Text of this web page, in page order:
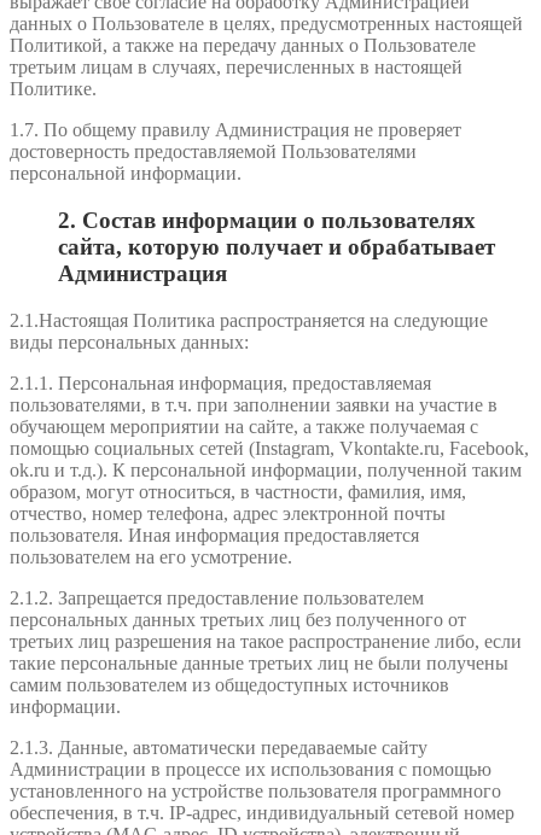
данных о Пользователе в целях, предусмотренных настоящей
Политикой, а также на передачу данных о Пользователе
третьим лицам в случаях, перечисленных в настоящей
Политике.
1.7. По общему правилу Администрация не проверяет
достоверность предоставляемой Пользователями
персональной информации.
2. Состав информации о пользователях
сайта, которую получает и обрабатывает
Администрация
2.1.Настоящая Политика распространяется на следующие
виды персональных данных:
2.1.1. Персональная информация, предоставляемая
пользователями, в т.ч. при заполнении заявки на участие в
обучающем мероприятии на сайте, а также получаемая с
помощью социальных сетей (Instagram, Vkontakte.ru, Facebook,
ok.ru и т.д.). К персональной информации, полученной таким
образом, могут относиться, в частности, фамилия, имя,
отчество, номер телефона, адрес электронной почты
пользователя. Иная информация предоставляется
пользователем на его усмотрение.
2.1.2. Запрещается предоставление пользователем
персональных данных третьих лиц без полученного от
третьих лиц разрешения на такое распространение либо, если
такие персональные данные третьих лиц не были получены
самим пользователем из общедоступных источников
информации.
2.1.3. Данные, автоматически передаваемые сайту
Администрации в процессе их использования с помощью
установленного на устройстве пользователя программного
обеспечения, в т.ч. IP-адрес, индивидуальный сетевой номер